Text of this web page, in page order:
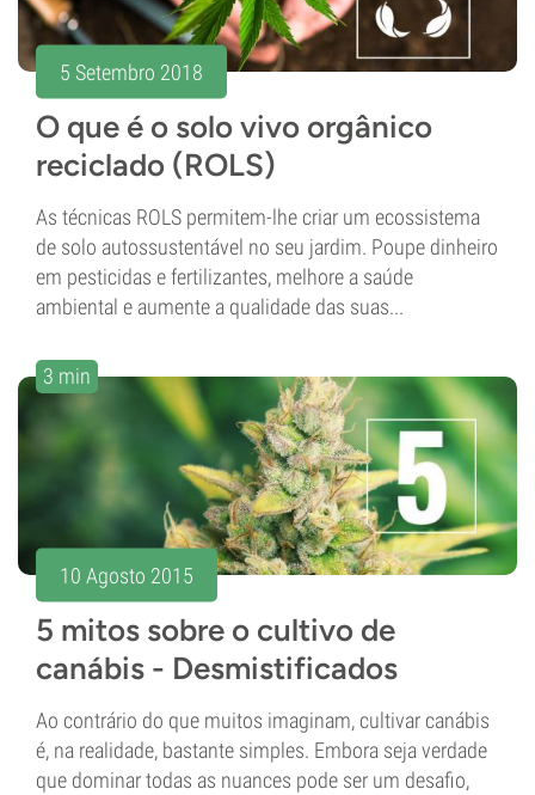
5 Setembro 2018
O que é o solo vivo orgânico
reciclado (ROLS)
As técnicas ROLS permitem-lhe criar um ecossistema
de solo autossustentável no seu jardim. Poupe dinheiro
em pesticidas e fertilizantes, melhore a saúde
ambiental e aumente a qualidade das suas...
3 min
10 Agosto 2015
5 mitos sobre o cultivo de
canábis - Desmistificados
Ao contrário do que muitos imaginam, cultivar canábis
é, na realidade, bastante simples. Embora seja verdade
que dominar todas as nuances pode ser um desafio,